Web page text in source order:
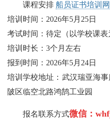
课程安排 船员证书培训网
培训时间：2026年5月25日
考试时间：待定（以学校课表
培训时长：3个月左右
报到时间：2026年5月24日
培训学校地址：武汉瑞亚海事
陂区临空北路鸿鹄工业园
报名联系方式微信：